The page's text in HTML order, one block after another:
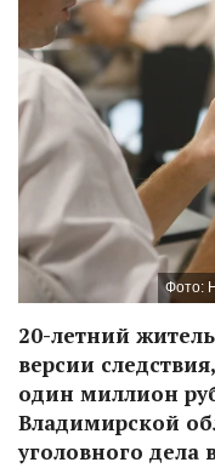
Фото:
20-летний
версии
один миллион
Владимирской
уголовного дела